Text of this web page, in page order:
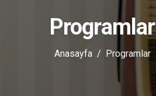
Programlar
Anasayfa Programlar